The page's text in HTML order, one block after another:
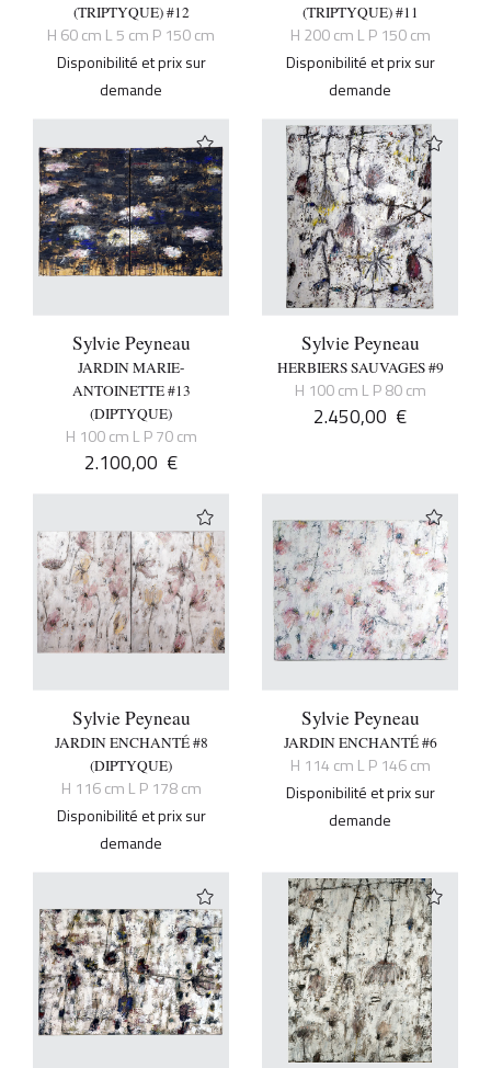
(TRIPTYQUE) #12
H 60 cm L 5 cm P 150 cm
Disponibilité et prix sur
demande
(TRIPTYQUE) #11
H 200 cm L P 150 cm
Disponibilité et prix sur
demande
Sylvie Peyneau
JARDIN MARIE-
ANTOINETTE #13
(DIPTYQUE)
H 100 cm L P 70 cm
2.100,00 €
Sylvie Peyneau
HERBIERS SAUVAGES #9
H 100 cm L P 80 cm
2.450,00 €
Sylvie Peyneau
JARDIN ENCHANTÉ #8
(DIPTYQUE)
H 116 cm L P 178 cm
Disponibilité et prix sur
demande
Sylvie Peyneau
JARDIN ENCHANTÉ #6
H 114 cm L P 146 cm
Disponibilité et prix sur
demande